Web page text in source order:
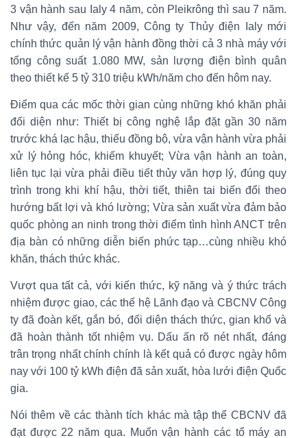
3 vận hành sau Ialy 4 năm, còn Pleikrông thì sau 7 năm.
Như vậy, đến năm 2009, Công ty Thủy điện Ialy mới
chính thức quản lý vận hành đồng thời cả 3 nhà máy với
tổng công suất 1.080 MW, sản lượng điện bình quân
theo thiết kế 5 tỷ 310 triệu kWh/năm cho đến hôm nay.
Điểm qua các mốc thời gian cùng những khó khăn phải
đối diện như: Thiết bị công nghệ lắp đặt gần 30 năm
trước khá lạc hậu, thiếu đồng bộ, vừa vận hành vừa phải
xử lý hỏng hóc, khiếm khuyết; Vừa vận hành an toàn,
liên tục lại vừa phải điều tiết thủy văn hợp lý, đúng quy
trình trong khi khí hậu, thời tiết, thiên tai biến đổi theo
hướng bất lợi và khó lường; Vừa sản xuất vừa đảm bảo
quốc phòng an ninh trong thời điểm tình hình ANCT trên
địa bàn có những diễn biến phức tạp…cùng nhiều khó
khăn, thách thức khác.
Vượt qua tất cả, với kiến thức, kỹ năng và ý thức trách
nhiệm được giao, các thế hệ Lãnh đạo và CBCNV Công
ty đã đoàn kết, gắn bó, đối diện thách thức, gian khổ và
đã hoàn thành tốt nhiệm vụ. Dấu ấn rõ nét nhất, đáng
trân trọng nhất chính chính là kết quả có được ngày hôm
nay với 100 tỷ kWh điện đã sản xuất, hòa lưới điện Quốc
gia.
Nói thêm về các thành tích khác mà tập thể CBCNV đã
đạt được 22 năm qua. Muốn vận hành các tổ máy an